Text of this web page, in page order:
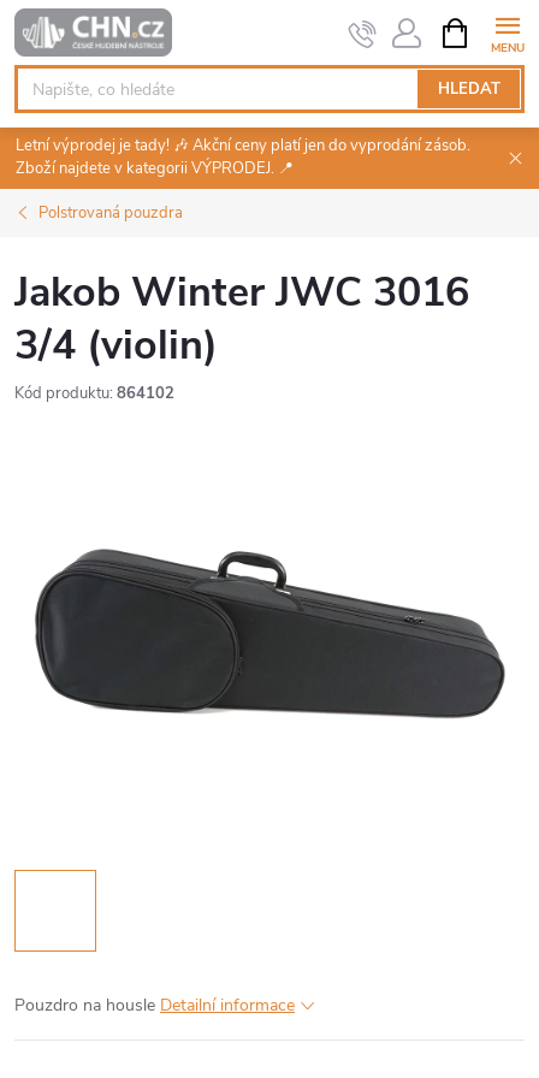
Přejít
na
obsah
HLEDAT
NÁKUPNÍ
KOŠÍK
Letní výprodej je tady! 🎶 Akční ceny platí jen do vyprodání zásob.
Zboží najdete v kategorii VÝPRODEJ. 📍
Polstrovaná pouzdra
Jakob Winter JWC 3016
3/4 (violin)
Kód produktu: 864102
Pouzdro na housle Detailní informace